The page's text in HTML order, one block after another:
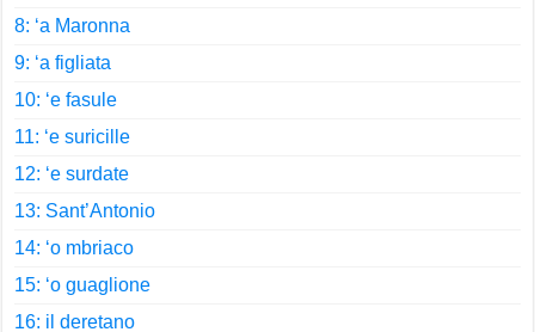
8: ‘a Maronna
9: ‘a figliata
10: ‘e fasule
11: ‘e suricille
12: ‘e surdate
13: Sant’Antonio
14: ‘o mbriaco
15: ‘o guaglione
16: il deretano